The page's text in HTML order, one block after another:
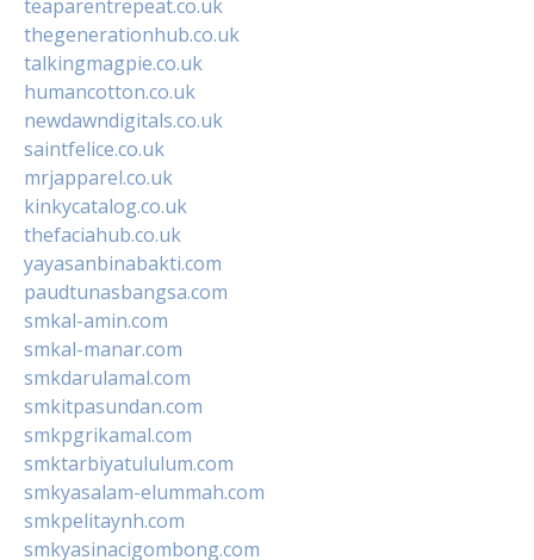
teaparentrepeat.co.uk
thegenerationhub.co.uk
talkingmagpie.co.uk
humancotton.co.uk
newdawndigitals.co.uk
saintfelice.co.uk
mrjapparel.co.uk
kinkycatalog.co.uk
thefaciahub.co.uk
yayasanbinabakti.com
paudtunasbangsa.com
smkal-amin.com
smkal-manar.com
smkdarulamal.com
smkitpasundan.com
smkpgrikamal.com
smktarbiyatululum.com
smkyasalam-elummah.com
smkpelitaynh.com
smkyasinacigombong.com